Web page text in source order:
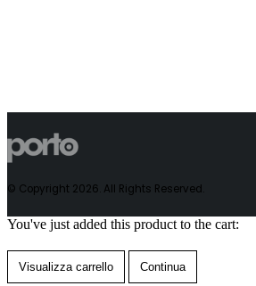
© Copyright 2026. All Rights Reserved.
You've just added this product to the cart:
Visualizza carrello Continua